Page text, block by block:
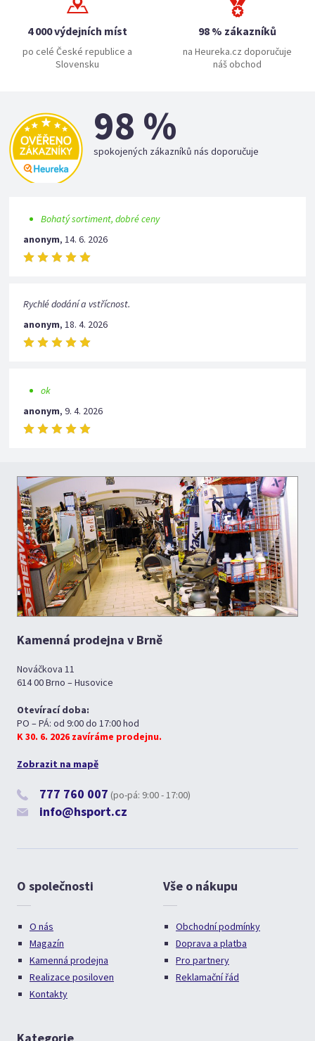
4 000 výdejních míst
po celé České republice a
Slovensku
98 % zákazníků
na Heureka.cz doporučuje
náš obchod
98 %
spokojených zákazníků nás doporučuje
Bohatý sortiment, dobré ceny
anonym,14. 6. 2026
Rychlé dodání a vstřícnost.
anonym,18. 4. 2026
ok
anonym,9. 4. 2026
Kamenná prodejna v Brně
Nováčkova 11
614 00 Brno – Husovice
Otevírací doba:
PO – PÁ: od 9:00 do 17:00 hod
K 30. 6. 2026 zavíráme prodejnu.
Zobrazit na mapě
777 760 007 (po-pá: 9:00 - 17:00)
info@hsport.cz
O společnosti
O nás
Magazín
Kamenná prodejna
Realizace posiloven
Kontakty
Vše o nákupu
Obchodní podmínky
Doprava a platba
Pro partnery
Reklamační řád